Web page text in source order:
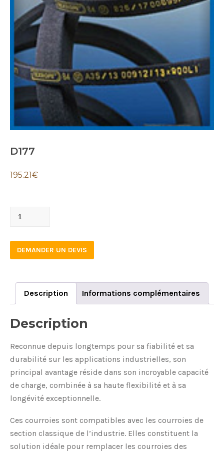
D177
195.21€
D177
DEMANDER UN DEVIS
Description Informations complémentaires
Description
Reconnue depuis longtemps pour sa fiabilité et sa
durabilité sur les applications industrielles, son
principal avantage réside dans son incroyable capacité
de charge, combinée à sa haute flexibilité et à sa
longévité exceptionnelle.
Ces courroies sont compatibles avec les courroies de
section classique de l’industrie. Elles constituent la
solution idéale pour remplacer les courroies des